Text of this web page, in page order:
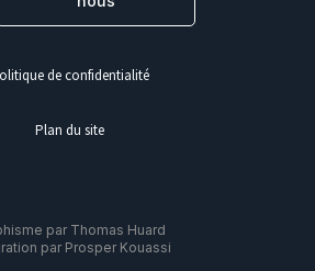
par Thomas Huard
par Prosper Kouassi
de confidentialité
Plan du site